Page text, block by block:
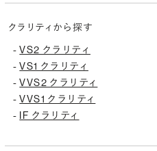
クラリティから探す
-VS2 クラリティ
-VS1 クラリティ
-VVS2 クラリティ
-VVS1 クラリティ
- IF クラリティ